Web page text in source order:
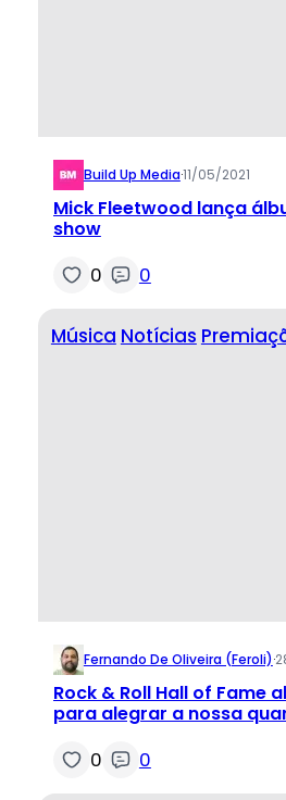
Build Up Media·11/05/2021
Mick Fleetwood lança
show
0 0
Música Notícias
Fernando De Oliveira (feroli)·
Rock & Roll Hall of Fame
para alegrar a nossa
0 0